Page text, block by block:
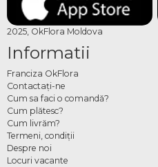
2025, OkFlora Moldova
Informatii
Franciza OkFlora
Contactaţi-ne
Cum sa faci o comandă?
Cum plătesc?
Cum livrăm?
Termeni, condiţii
Despre noi
Locuri vacante